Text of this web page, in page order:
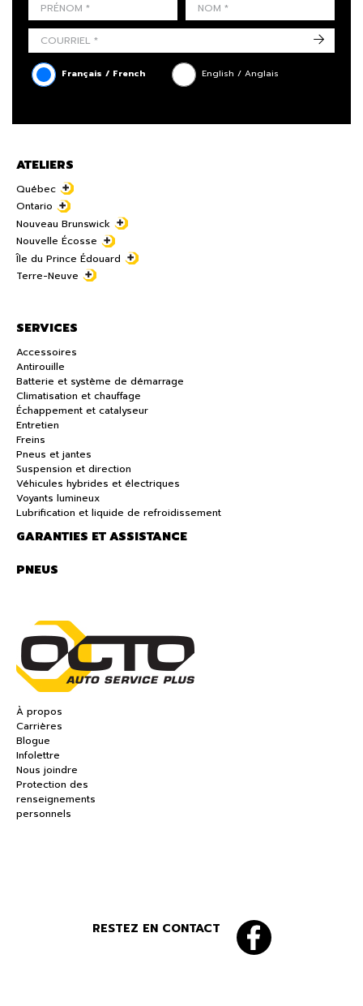
Français / French English / Anglais
->
ATELIERS
Québec
Ontario
Nouveau Brunswick
Nouvelle Écosse
Île du Prince Édouard
Terre-Neuve
SERVICES
Accessoires
Antirouille
Batterie et système de démarrage
Climatisation et chauffage
Échappement et catalyseur
Entretien
Freins
Pneus et jantes
Suspension et direction
Véhicules hybrides et électriques
Voyants lumineux
Lubrification et liquide de refroidissement
GARANTIES ET ASSISTANCE
PNEUS
À propos
Carrières
Blogue
Infolettre
Nous joindre
Protection des
renseignements
personnels
RESTEZ EN CONTACT